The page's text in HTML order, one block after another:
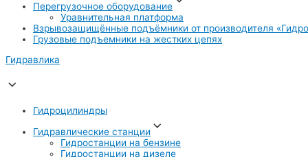
Перегрузочное оборудование
Уравнительная платформа
Взрывозащищённые подъёмники от производителя
Грузовые подъемники на жестких цепях
Гидравлика
Гидроцилиндры
Гидравлические станции
Гидростанции на бензине
Гидростанции на дизеле